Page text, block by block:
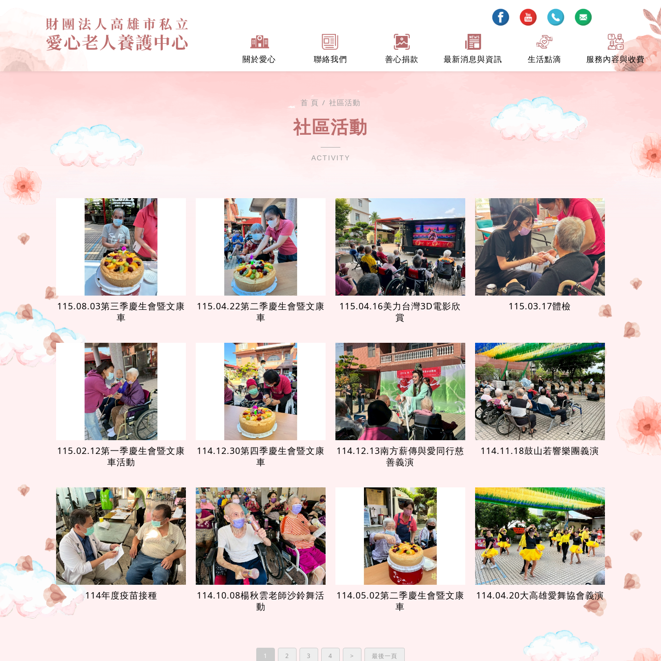
關於愛心 聯絡我們 善心捐款 最新消息與資訊 生活點滴 服務內容與收費
首 頁 社區活動
社區活動
ACTIVITY
115.08.03第三季慶生會暨文康
車
115.04.22第二季慶生會暨文康
車
115.04.16美力台灣3D電影欣
賞
115.03.17體檢
115.02.12第一季慶生會暨文康
車活動
114.12.30第四季慶生會暨文康
車
114.12.13南方薪傳與愛同行慈
善義演
114.11.18鼓山若響樂團義演
114年度疫苗接種
114.10.08楊秋雲老師沙鈴舞活
動
114.05.02第二季慶生會暨文康
車
114.04.20大高雄愛舞協會義演
1 2 3 4 > 最後一頁